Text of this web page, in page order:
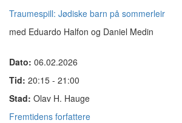
Traumespill: Jødiske barn på sommerleir
med Eduardo Halfon og Daniel Medin
Dato: 06.02.2026
Tid: 20:15 - 21:00
Stad: Olav H. Hauge
Fremtidens forfattere